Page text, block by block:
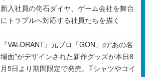
新入社員の侘石ダイヤ、ゲーム会社を舞台
にトラブルへ対応する社員たちを描く
『VALORANT』元プロ「GON」の“あの名
場面”がデザインされた新作グッズが本日8
月5日より期間限定で発売。Tシャツやコイ